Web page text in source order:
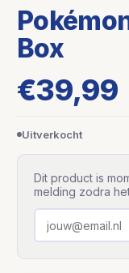
Box
€39,99
Uitverkocht
Dit product is
melding zodra